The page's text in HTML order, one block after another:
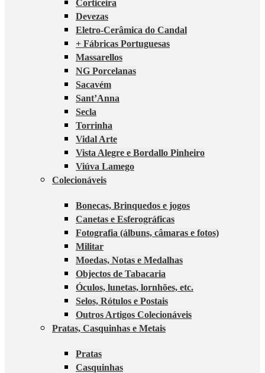
Corticeira
Devezas
Eletro-Cerâmica do Candal
+ Fábricas Portuguesas
Massarellos
NG Porcelanas
Sacavém
Sant’Anna
Secla
Torrinha
Vidal Arte
Vista Alegre e Bordallo Pinheiro
Viúva Lamego
Colecionáveis
Bonecas, Brinquedos e jogos
Canetas e Esferográficas
Fotografia (álbuns, câmaras e fotos)
Militar
Moedas, Notas e Medalhas
Objectos de Tabacaria
Óculos, lunetas, lornhões, etc.
Selos, Rótulos e Postais
Outros Artigos Colecionáveis
Pratas, Casquinhas e Metais
Pratas
Casquinhas